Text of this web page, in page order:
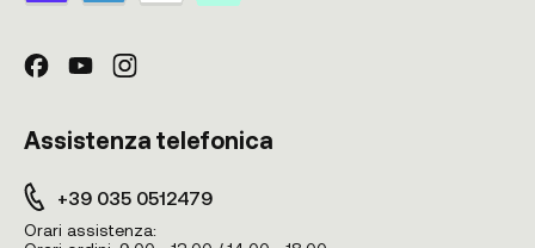
Assistenza telefonica
+39 035 0512479
Orari assistenza: